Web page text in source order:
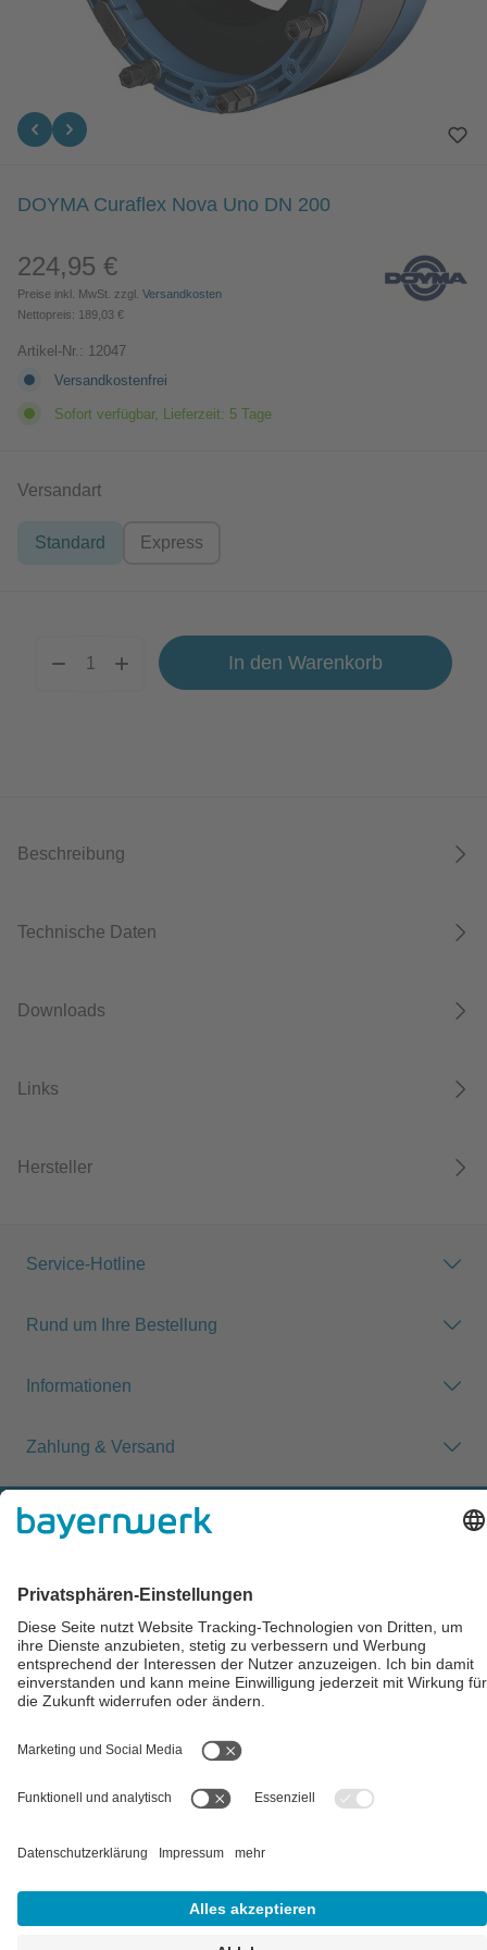
DOYMA Curaflex Nova Uno DN 200
Regulärer Preis:
224,95 €
Preise inkl. MwSt. zzgl. Versandkosten
Nettopreis: 189,03 €
Artikel-Nr.: 12047
Versandkostenfrei
Sofort verfügbar, Lieferzeit: 5 Tage
Versandartauswählen
Standard Express
In den Warenkorb
Beschreibung
Technische Daten
Downloads
Links
Hersteller
Service-Hotline
Rund um Ihre Bestellung
Informationen
Zahlung & Versand
Impressum AGB
Alle Preise inkl. gesetzl. Mehrwertsteuer zzgl.Versandkostenund
ggf. Nachnahmegebühren, wenn nicht anders angegeben.
UStG (Gebrauchtgegenstände/Sonderregelung). Ein gesonderter
wiederaufbereitete Gegenstände ist nicht zulässig.
Lieferungen von Solarmodulen für bestimmte Betreiber.